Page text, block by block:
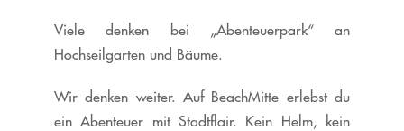
Viele denken bei „Abenteuerpark“ an
Hochseilgarten und Bäume.
Wir denken weiter. Auf BeachMitte erlebst du
ein Abenteuer mit Stadtflair. Kein Helm, kein